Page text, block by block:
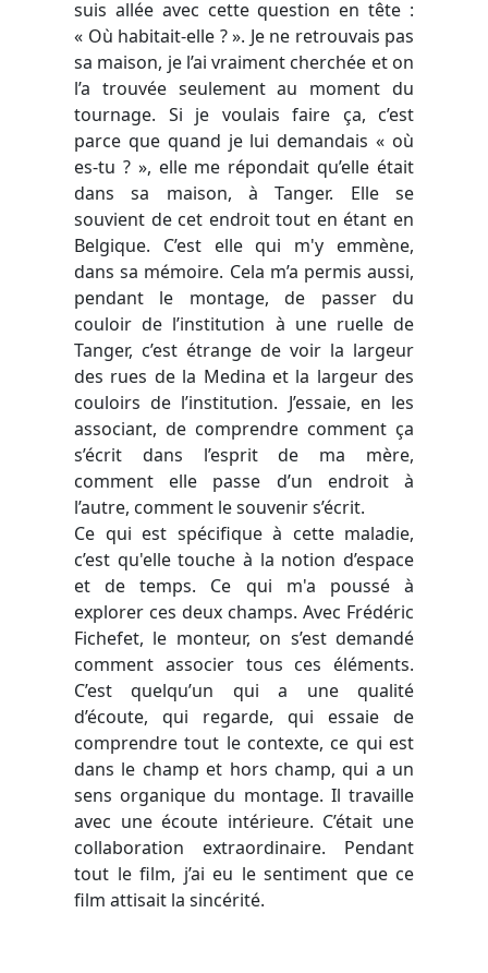
suis allée avec cette question en tête :
« Où habitait-elle ? ». Je ne retrouvais pas
sa maison, je l’ai vraiment cherchée et on
l’a trouvée seulement au moment du
tournage. Si je voulais faire ça, c’est
parce que quand je lui demandais « où
es-tu ? », elle me répondait qu’elle était
dans sa maison, à Tanger. Elle se
souvient de cet endroit tout en étant en
Belgique. C’est elle qui m'y emmène,
dans sa mémoire. Cela m’a permis aussi,
pendant le montage, de passer du
couloir de l’institution à une ruelle de
Tanger, c’est étrange de voir la largeur
des rues de la Medina et la largeur des
couloirs de l’institution. J’essaie, en les
associant, de comprendre comment ça
s’écrit dans l’esprit de ma mère,
comment elle passe d’un endroit à
l’autre, comment le souvenir s’écrit.
Ce qui est spécifique à cette maladie,
c’est qu'elle touche à la notion d’espace
et de temps. Ce qui m'a poussé à
explorer ces deux champs. Avec Frédéric
Fichefet, le monteur, on s’est demandé
comment associer tous ces éléments.
C’est quelqu’un qui a une qualité
d’écoute, qui regarde, qui essaie de
comprendre tout le contexte, ce qui est
dans le champ et hors champ, qui a un
sens organique du montage. Il travaille
avec une écoute intérieure. C’était une
collaboration extraordinaire. Pendant
tout le film, j’ai eu le sentiment que ce
film attisait la sincérité.